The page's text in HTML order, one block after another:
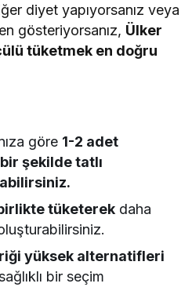
diyet yapıyorsanız veya
gösteriyorsanız, Ülker
tüketmek en doğru
göre 1-2 adet
şekilde tatlı
tüketerek daha
yüksek alternatifleri
bir seçim